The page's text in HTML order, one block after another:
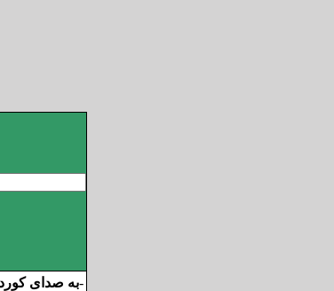
به صدای-